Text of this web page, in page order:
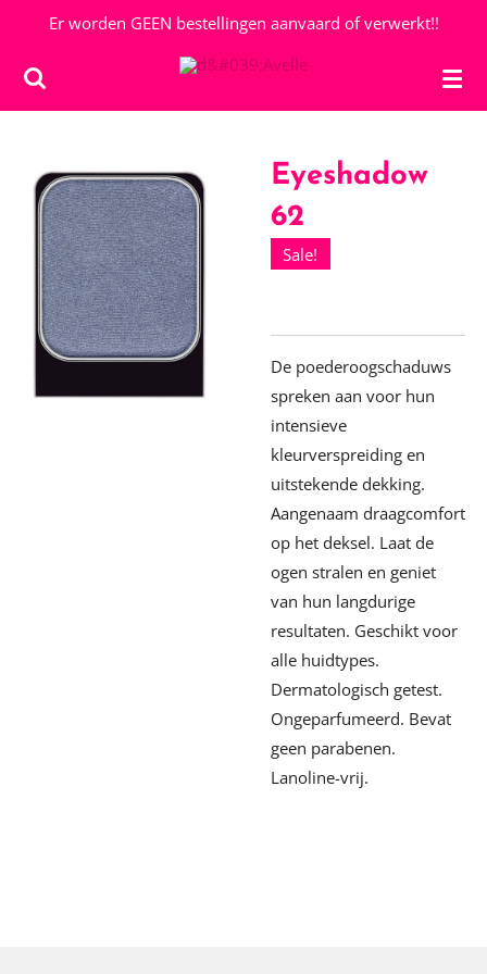
naar
de
Er worden GEEN bestellingen aanvaard of verwerkt!!
Eyeshadow
62
Sale!
De poederoogschaduws
spreken aan voor hun
intensieve
kleurverspreiding en
uitstekende dekking.
Aangenaam draagcomfort
op het deksel. Laat de
ogen stralen en geniet
van hun langdurige
resultaten. Geschikt voor
alle huidtypes.
Dermatologisch getest.
Ongeparfumeerd. Bevat
geen parabenen.
Lanoline-vrij.